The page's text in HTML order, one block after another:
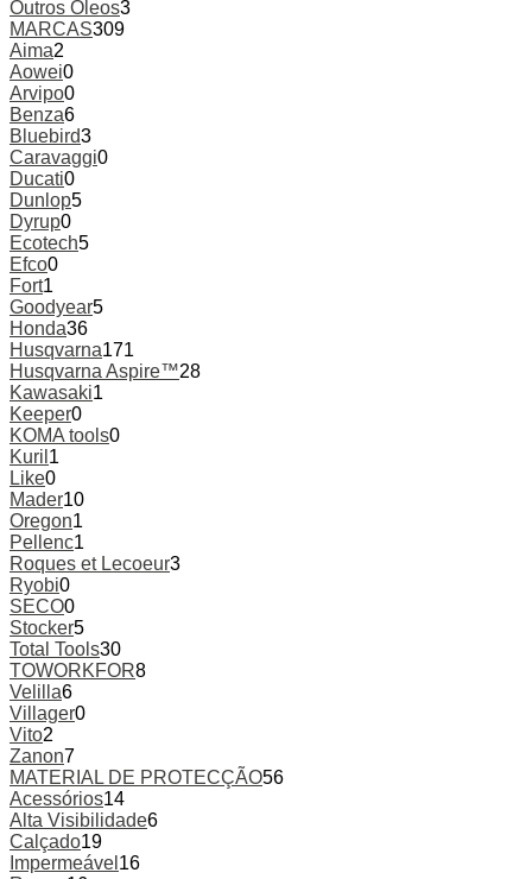
Outros Óleos3
MARCAS309
Aima2
Aowei0
Arvipo0
Benza6
Bluebird3
Caravaggi0
Ducati0
Dunlop5
Dyrup0
Ecotech5
Efco0
Fort1
Goodyear5
Honda36
Husqvarna171
Husqvarna Aspire™28
Kawasaki1
Keeper0
KOMA tools0
Kuril 1
Like0
Mader10
Oregon1
Pellenc1
Roques et Lecoeur3
Ryobi0
SECO0
Stocker5
Total Tools30
TOWORKFOR8
Velilla6
Villager0
Vito2
Zanon7
MATERIAL DE PROTECÇÃO56
Acessórios14
Alta Visibilidade6
Calçado19
Impermeável 16